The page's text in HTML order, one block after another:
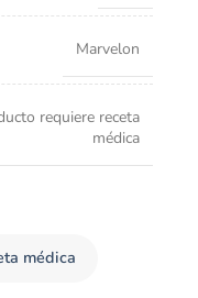
Marvelon
requiere receta
médica
médica